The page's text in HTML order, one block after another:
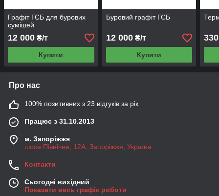
Графіт ГСБ для бурових
сумішей
12 000 ₴/т
Купити
Буровий графіт ГСБ
12 000₴/т
Купити
330
Про нас
100% позитивних з 23 відгуків за рік
Працює з 31.10.2013
м. Запоріжжя
шосе Північне, 12А, Запоріжжя, Україна
Контакти
Сьогодні вихідний
Показати весь графік роботи